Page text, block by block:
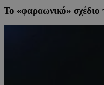
Το «φαραωνικό» σχέδιο